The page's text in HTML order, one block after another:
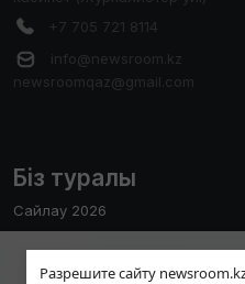
Разрешите сайту
Пайдаланушы
+7 705 721 8114
info@newsroom.kz
newsroomqaz@gmail.com
Біз туралы
Сайлау 2026
Сайтты қолдану ережесі